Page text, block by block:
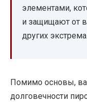
элементами,
и защищают от
других
Помимо основы,
долговечности